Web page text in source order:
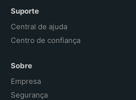
Suporte
Central de ajuda
Centro de confiança
Sobre
Empresa
Segurança